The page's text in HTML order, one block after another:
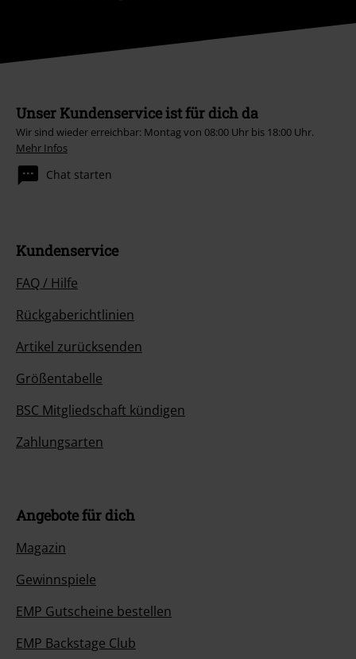
Unser Kundenservice ist für dich da
Wir sind wieder erreichbar: Montag von 08:00 Uhr bis 18:00 Uhr.
Mehr Infos
Chat starten
Kundenservice
FAQ / Hilfe
Rückgaberichtlinien
Artikel zurücksenden
Größentabelle
BSC Mitgliedschaft kündigen
Zahlungsarten
Angebote für dich
Magazin
Gewinnspiele
EMP Gutscheine bestellen
EMP Backstage Club